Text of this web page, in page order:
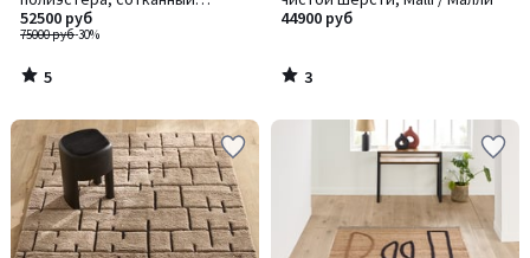
вручную, Seura / Сэура
75000 руб-30%
52500 руб
5
/
44900 руб
3
/